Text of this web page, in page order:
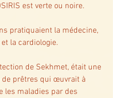
est verte ou noire.
pratiquaient la médecine,
la cardiologie.
de Sekhmet, était une
de prêtres qui œuvrait à
les maladies par des